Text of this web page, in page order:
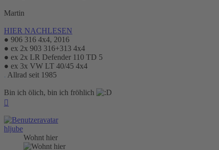
Martin
HIER NACHLESEN
● 906 316 4x4, 2016
● ex 2x 903 316+313 4x4
● ex 2x LR Defender 110 TD 5
● ex 3x VW LT 40/45 4x4
. Allrad seit 1985
Bin ich ölich, bin ich fröhlich
hljube
Wohnt hier